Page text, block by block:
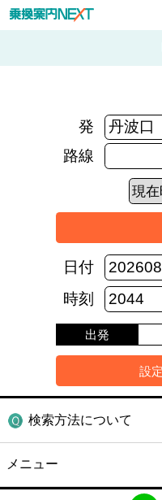
発
路線
日付
時刻
出発
検索方法について
メニュー